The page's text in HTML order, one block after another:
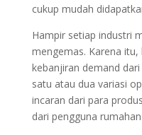
cukup mudah
Hampir setiap industri
mengemas. Karena
kebanjiran demand
satu atau dua variasi
incaran dari para
dari pengguna